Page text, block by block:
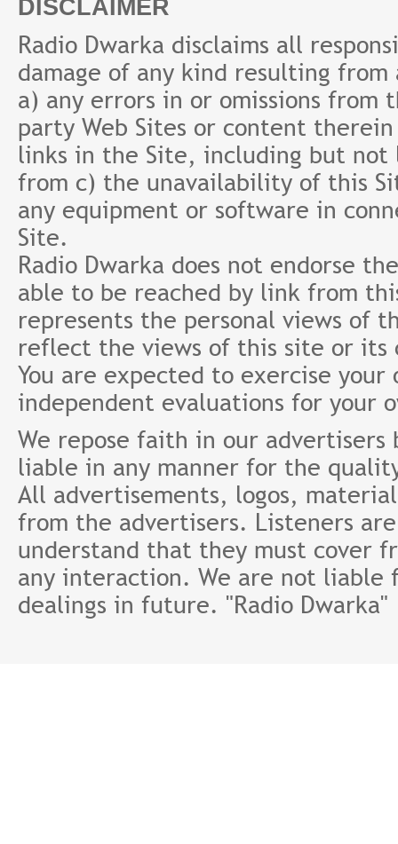
DISCLAIMER
Radio Dwarka disclaims all
damage of any kind resulting
a) any errors in or omissions
party Web Sites or content
links in the Site, including but
from c) the unavailability of this
any equipment or software in
Site.
Radio Dwarka does not endorse
able to be reached by link from
represents the personal views of
reflect the views of this site or its
You are expected to exercise
independent evaluations for your
We repose faith in our
liable in any manner for the
All advertisements, logos,
from the advertisers. Listeners
understand that they must cover
any interaction. We are not
dealings in future. "Radio Dwarka"